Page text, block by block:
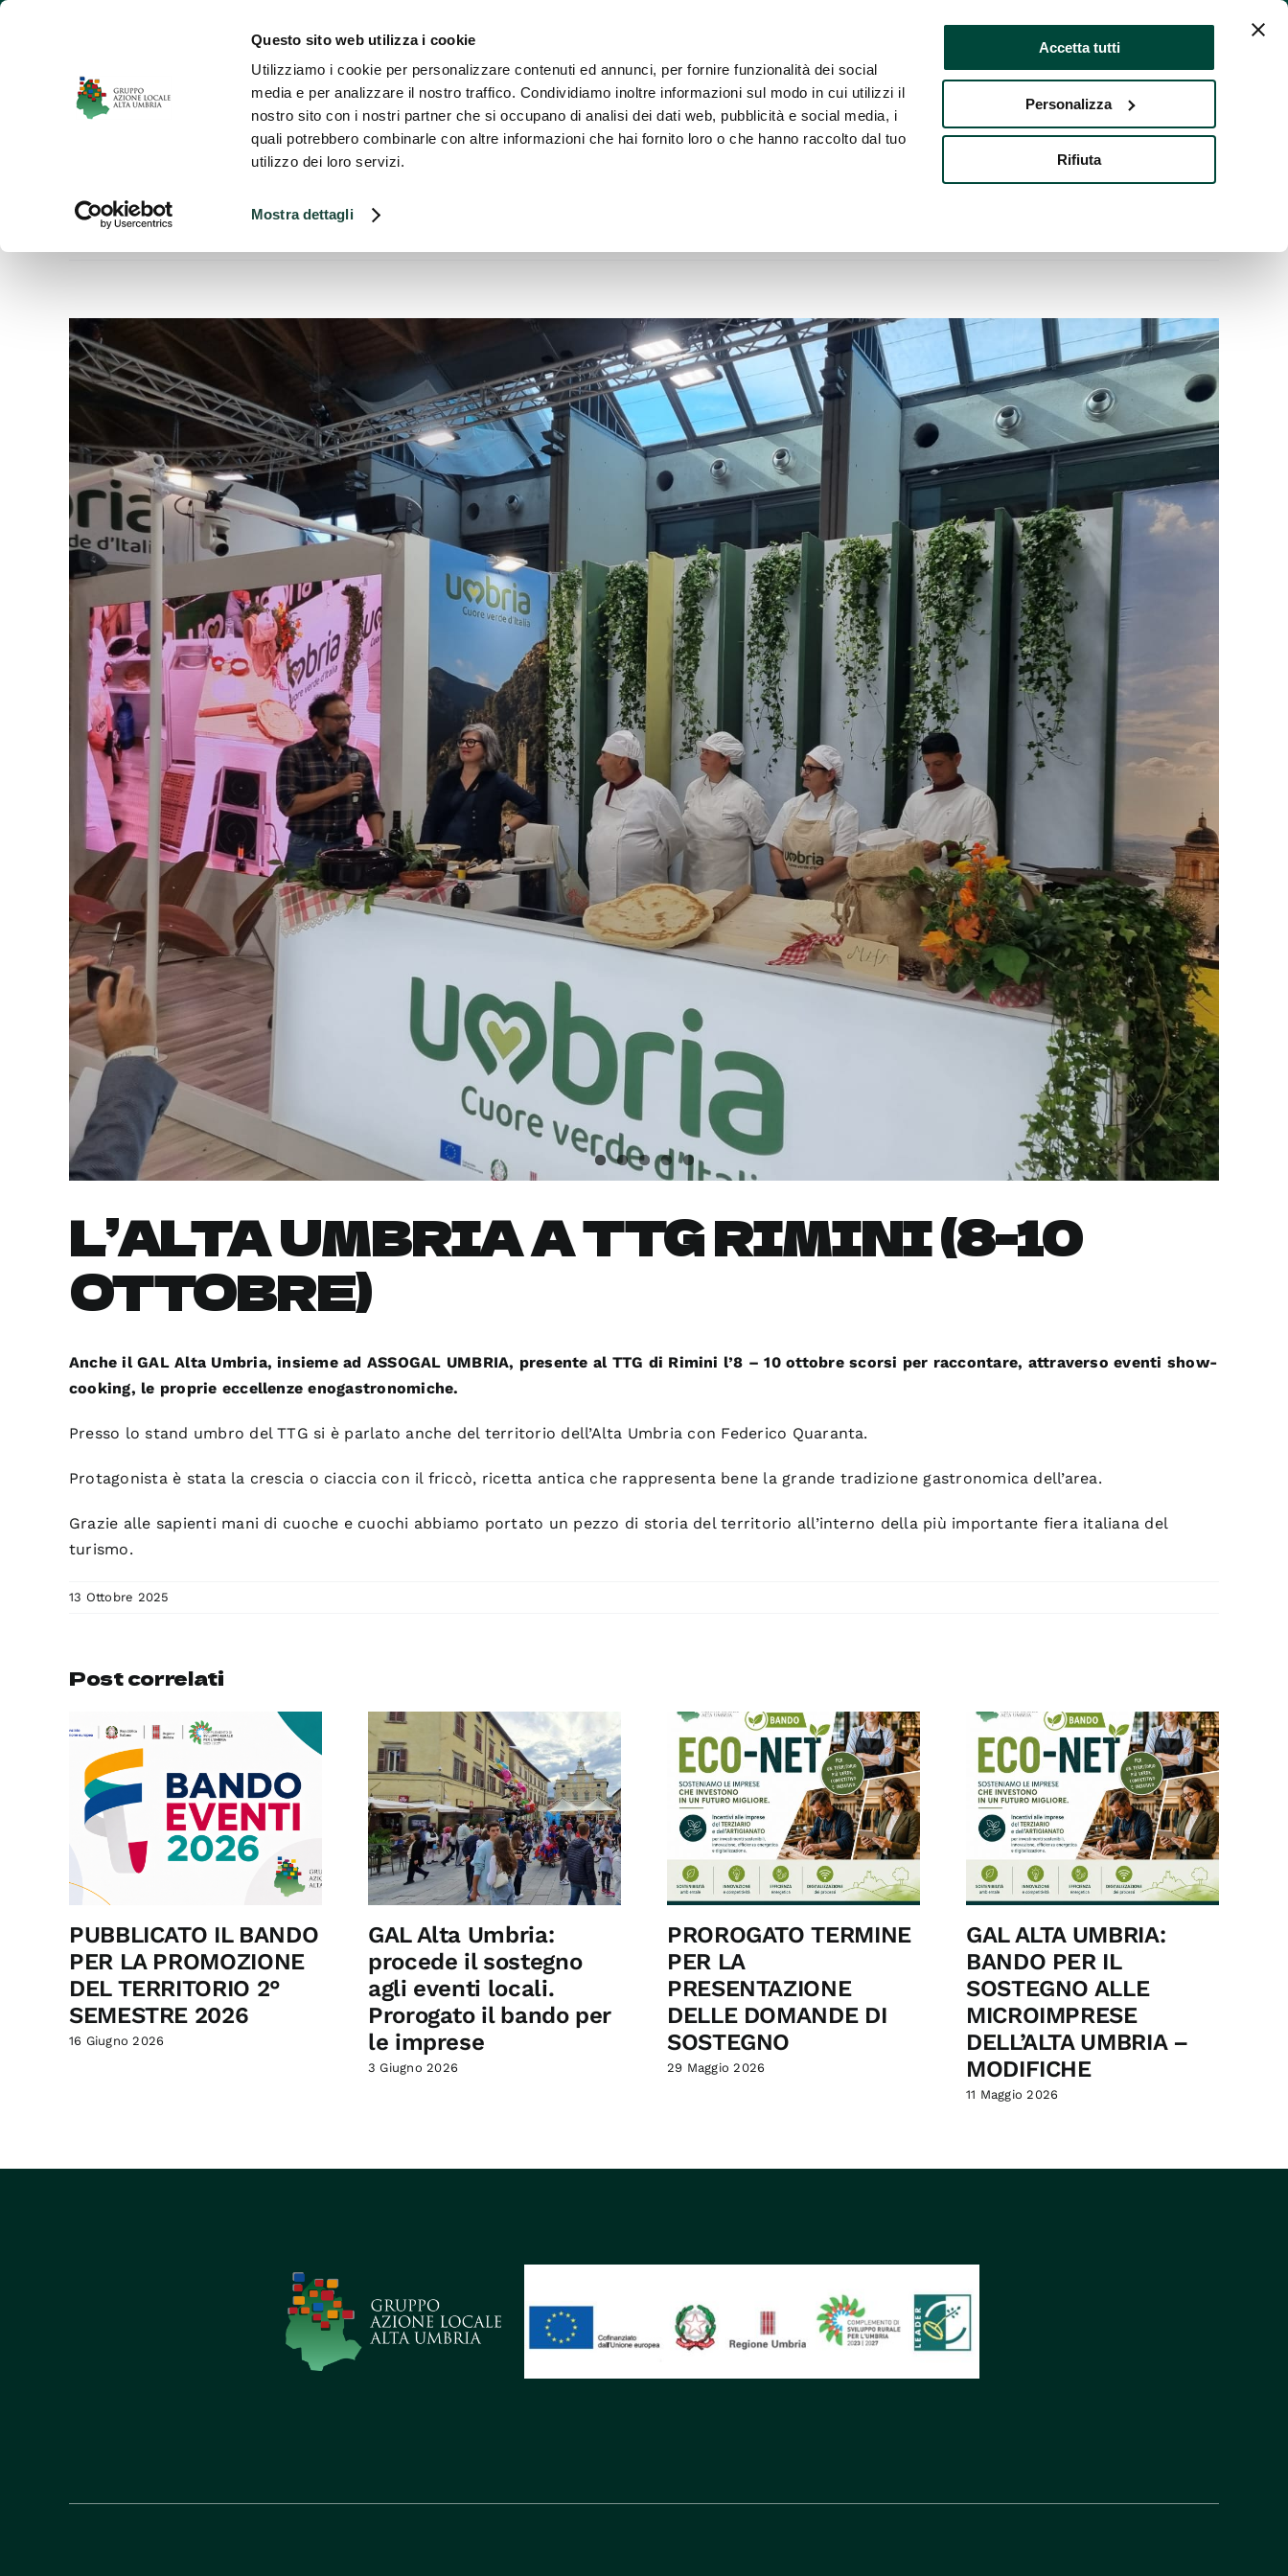
Questo sito web utilizza i cookie
Utilizziamo i cookie per personalizzare contenuti ed annunci, per fornire funzionalità dei social
media e per analizzare il nostro traffico. Condividiamo inoltre informazioni sul modo in cui utilizzi il
nostro sito con i nostri partner che si occupano di analisi dei dati web, pubblicità e social media, i
quali potrebbero combinarle con altre informazioni che hai fornito loro o che hanno raccolto dal tuo
utilizzo dei loro servizi.
Mostra dettagli
Accetta tutti
Personalizza
Rifiuta
Salta
Home
Piani di Azione Territorio News Bandi e gare Risultati Trasparenza Contatti
Ingrandisci
immagine
L’ALTA UMBRIA A TTG RIMINI (8-10
OTTOBRE)
Anche il GAL Alta Umbria, insieme ad ASSOGAL UMBRIA, presente al TTG di Rimini l’8 – 10 ottobre scorsi per raccontare, attraverso eventi show-
cooking, le proprie eccellenze enogastronomiche.
Presso lo stand umbro del TTG si è parlato anche del territorio dell’Alta Umbria con Federico Quaranta.
Protagonista è stata la crescia o ciaccia con il friccò, ricetta antica che rappresenta bene la grande tradizione gastronomica dell’area.
Grazie alle sapienti mani di cuoche e cuochi abbiamo portato un pezzo di storia del territorio all’interno della più importante fiera italiana del
turismo.
13 Ottobre 2025
Post correlati
PUBBLICATO IL BANDO
PER LA PROMOZIONE
DEL TERRITORIO 2°
SEMESTRE 2026
16 Giugno 2026
GAL Alta Umbria:
procede il sostegno
agli eventi locali.
Prorogato il bando per
le imprese
3 Giugno 2026
PROROGATO TERMINE
PER LA
PRESENTAZIONE
DELLE DOMANDE DI
SOSTEGNO
29 Maggio 2026
GAL ALTA UMBRIA:
BANDO PER IL
SOSTEGNO ALLE
MICROIMPRESE
DELL’ALTA UMBRIA –
MODIFICHE
11 Maggio 2026